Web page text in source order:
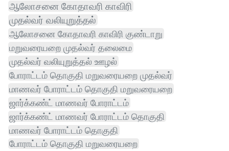
ஆலோசனை கோதாவரி காவிரி
முதல்வர் வலியுறுத்தல்
ஆலோசனை கோதாவரி காவிரி குண்டாறு
மறுவரையறை முதல்வர் தலைமை
முதல்வர் வலியுறுத்தல் ஊழல்
போராட்டம் தொகுதி மறுவரையறை முதல்வர்
மாணவர் போராட்டம் தொகுதி மறுவரையறை
ஜார்க்கண்ட் மாணவர் போராட்டம்
ஜார்க்கண்ட் மாணவர் போராட்டம் தொகுதி
மாணவர் போராட்டம் தொகுதி
போராட்டம் தொகுதி மறுவரையறை